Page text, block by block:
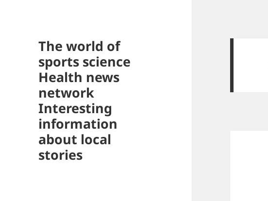
The world of
sports science
Health news
network
Interesting
information
about local
stories